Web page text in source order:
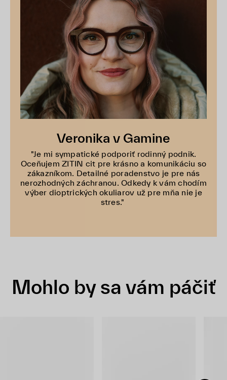
Veronika v Gamine
"Je mi sympatické podporiť rodinný podnik.
Oceňujem ZITIN cit pre krásno a komunikáciu so
zákazníkom. Detailné poradenstvo je pre nás
nerozhodných záchranou. Odkedy k vám chodím
výber dioptrických okuliarov už pre mňa nie je
stres."
Mohlo by sa vám páčiť